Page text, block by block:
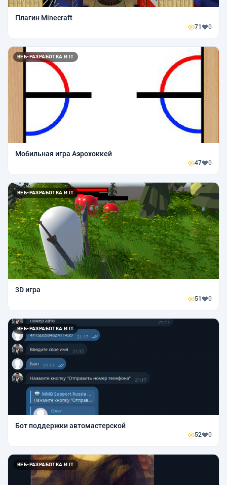
Плагин Minecraft
71 0
ВЕБ-РАЗРАБОТКА И IT
Мобильная игра Аэрохоккей
47 0
ВЕБ-РАЗРАБОТКА И IT
3D игра
51 0
ВЕБ-РАЗРАБОТКА И IT
Бот поддержки автомастерской
52 0
ВЕБ-РАЗРАБОТКА И IT